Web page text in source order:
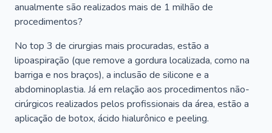
anualmente são realizados mais de 1 milhão de
procedimentos?
No top 3 de cirurgias mais procuradas, estão a
lipoaspiração (que remove a gordura localizada, como na
barriga e nos braços), a inclusão de silicone e a
abdominoplastia. Já em relação aos procedimentos não-
cirúrgicos realizados pelos profissionais da área, estão a
aplicação de botox, ácido hialurônico e peeling.